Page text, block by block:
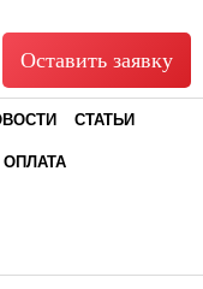
Оставить заявку
СТАТЬИ